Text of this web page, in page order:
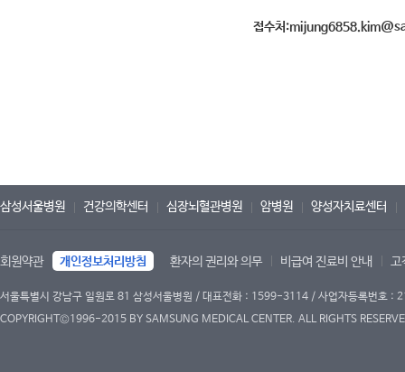
접수처
삼성서울병원 건강의학센터 심장뇌혈관병원 암병원 양성자치료센터
회원약관 개인정보처리방침 환자의 권리와 의무 비급여 진료비 안내 고
서울특별시 강남구 일원로 81 삼성서울병원 / 대표전화 : 1599-3114 / 사업자등록번호
COPYRIGHT©1996-2015 BY SAMSUNG MEDICAL CENTER. ALL RIGHTS